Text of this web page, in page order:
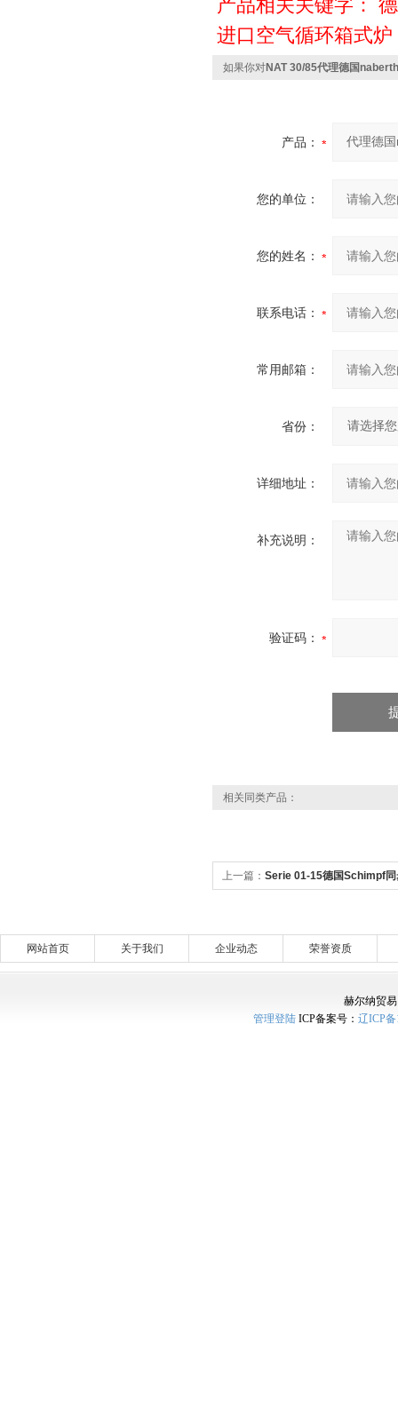
产品相关关键字：
进口空气循环箱式炉
如果你对NAT 30/85代理德国
产品：
您的单位：
您的姓名：
联系电话：
常用邮箱：
省份：
详细地址：
补充说明：
验证码：
相关同类产品：
上一篇： Serie 01-15德国Schimpf
网站首页 关于我们 企业动态 荣誉资质
赫尔纳贸
管理登陆ICP备案号： 辽ICP备